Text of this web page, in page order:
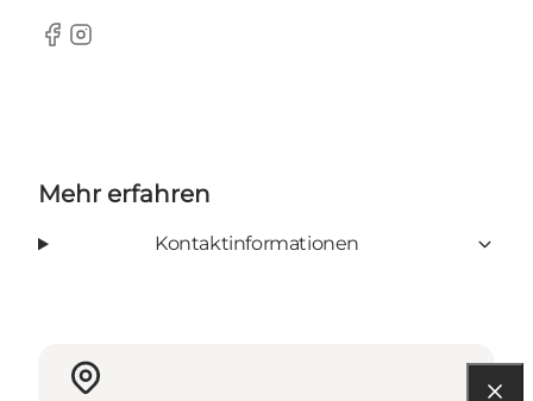
Facebook
Instagram
Mehr erfahren
Kontaktinformationen